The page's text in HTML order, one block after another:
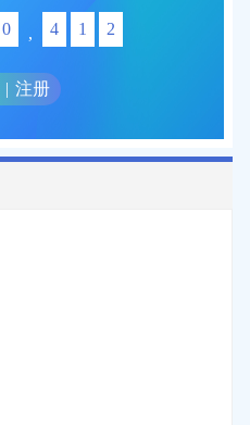
0 , 4 1 2
| 注册